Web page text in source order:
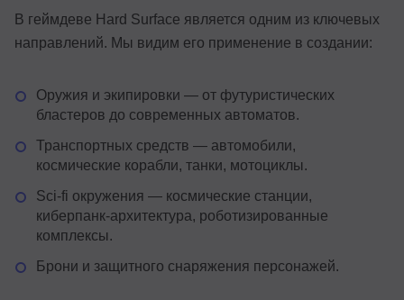
В геймдеве Hard Surface является одним из ключевых
направлений. Мы видим его применение в создании:
Оружия и экипировки — от футуристических
бластеров до современных автоматов.
Транспортных средств — автомобили,
космические корабли, танки, мотоциклы.
Sci-fi окружения — космические станции,
киберпанк-архитектура, роботизированные
комплексы.
Брони и защитного снаряжения персонажей.